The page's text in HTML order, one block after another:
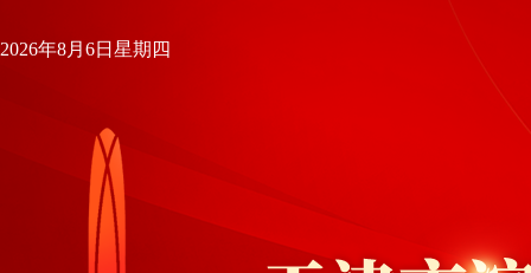
2026年8月6日星期四